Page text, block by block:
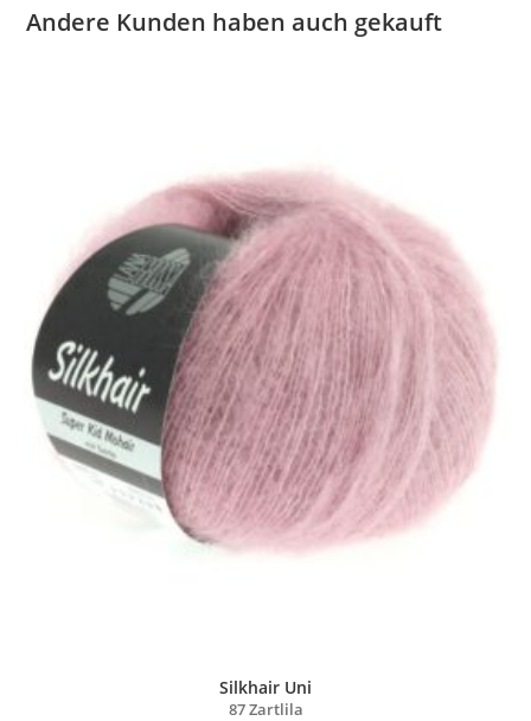
Andere Kunden haben auch gekauft
Silkhair Uni
87 Zartlila